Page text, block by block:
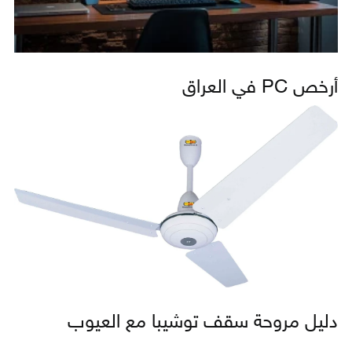
أرخص PC في العراق
دليل مروحة سقف توشيبا مع العيوب